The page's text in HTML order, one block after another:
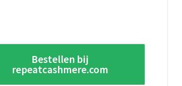
Bestellen bij
repeatcashmere.com